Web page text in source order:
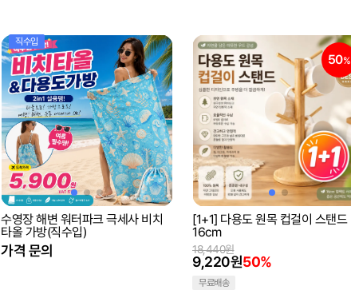
직수입
수영장 해변 워터파크 극세사 비치
타올 가방(직수입)
가격 문의
50%
[1+1] 다용도 원목 컵걸이 스탠드
16cm
9,220원50%
18,440원
무료배송